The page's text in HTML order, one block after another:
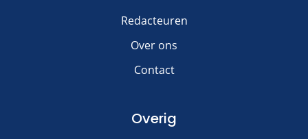
Redacteuren
Over ons
Contact
Overig